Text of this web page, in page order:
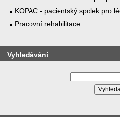
KOPAC - pacientský spolek pro
Pracovní rehabilitace
Vyhledávání